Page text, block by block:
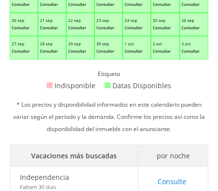
Consultar
Consultar
Consultar
Consultar
Consultar
Consultar
Consultar
20 sep
Consultar
21 sep
Consultar
22 sep
Consultar
23 sep
Consultar
24 sep
Consultar
25 sep
Consultar
26 sep
Consultar
27 sep
Consultar
28 sep
Consultar
29 sep
Consultar
30 sep
Consultar
1 oct
Consultar
2 oct
Consultar
3 oct
Consultar
Etiqueta
Indisponible Datas Disponibles
* Los precios y disponibilidad informados en este calendario pueden
variar según el período y la demanda. Confirme los precios así como la
disponibilidad del inmueble con el anunciante.
Vacaciones más buscadas por noche
Independencia
Faltam 30 dias
Consulte